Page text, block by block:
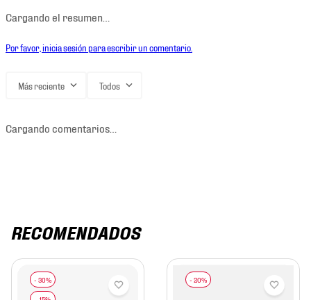
Cargando el resumen…
Por favor, inicia sesión para escribir un comentario.
Más reciente Todos
Cargando comentarios…
RECOMENDADOS